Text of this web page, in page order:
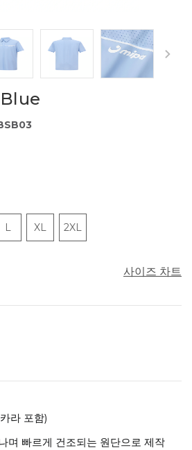
L XL 2XL
사이즈 차트
라 포함)
며 빠르게 건조되는 원단으로 제작